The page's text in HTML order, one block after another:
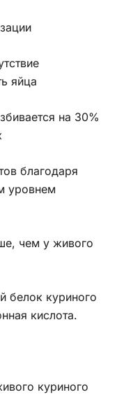
яйца
на 30%
благодаря
уровнем
чем у живого
белок куриного
кислота.
куриного